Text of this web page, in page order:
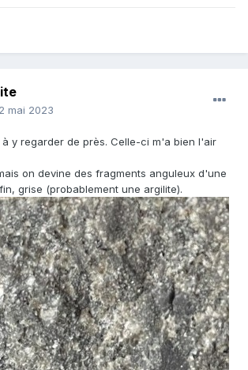
mai 2023
y regarder de près. Celle-ci m'a bien l'air
on devine des fragments anguleux d'une
grise (probablement une argilite).